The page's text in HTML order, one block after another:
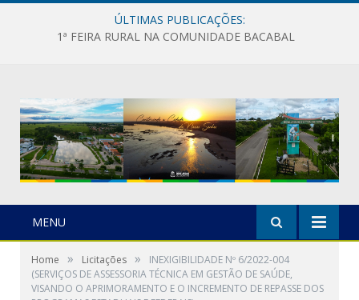
ÚLTIMAS PUBLICAÇÕES:
1ª FEIRA RURAL NA COMUNIDADE BACABAL
MENU
Home » Licitações »
INEXIGIBILIDADE Nº 6/2022-004
(SERVIÇOS DE ASSESSORIA TÉCNICA EM GESTÃO DE SAÚDE,
VISANDO O APRIMORAMENTO E O INCREMENTO DE REPASSE DOS